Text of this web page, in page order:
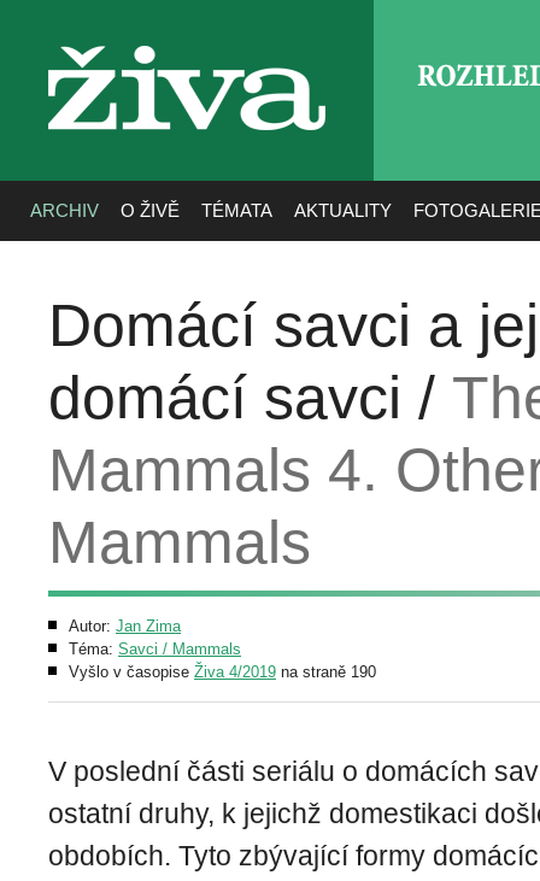
živa
ARCHIV O ŽIVĚ TÉMATA AKTUALITY
Domácí savci a
domácí savci /
Mammals 4.
Mammals
Autor: Jan Zima
Téma: Savci / Mammals
Vyšlo v časopise Živa 4/2019 na straně 190
V poslední části seriálu o domácích
ostatní druhy, k jejichž domestikaci
obdobích. Tyto zbývající formy